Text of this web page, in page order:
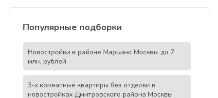
Популярные подборки
Новостройки в районе Марьино Москвы до 7
млн. рублей
3-х комнатные квартиры без отделки в
новостройках Дмитровского района Москвы